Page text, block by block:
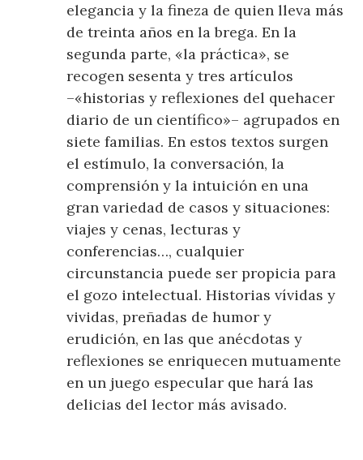
elegancia y la fineza de quien lleva más
de treinta años en la brega. En la
segunda parte, «la práctica», se
recogen sesenta y tres artículos
–«historias y reflexiones del quehacer
diario de un científico»– agrupados en
siete familias. En estos textos surgen
el estímulo, la conversación, la
comprensión y la intuición en una
gran variedad de casos y situaciones:
viajes y cenas, lecturas y
conferencias…, cualquier
circunstancia puede ser propicia para
el gozo intelectual. Historias vívidas y
vividas, preñadas de humor y
erudición, en las que anécdotas y
reflexiones se enriquecen mutuamente
en un juego especular que hará las
delicias del lector más avisado.